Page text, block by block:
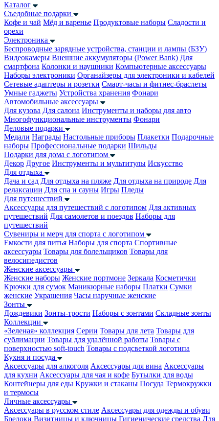
Каталог
Съедобные подарки
Кофе и чай Мёд и варенье Продуктовые наборы Сладости и
орехи
Электроника
Беспроводные зарядные устройства, станции и лампы (БЗУ)
Видеокамеры Внешние аккумуляторы (Power Bank) Для
смартфона Колонки и наушники Компьютерные аксессуары
Наборы электроники Органайзеры для электроники и кабелей
Сетевые адаптеры и розетки Смарт-часы и фитнес-браслеты
Умные гаджеты Устройства хранения Фонари
Автомобильные аксессуары
Для кузова Для салона Инструменты и наборы для авто
Многофункциональные инструменты Фонари
Деловые подарки
Медали Награды Настольные приборы Плакетки Подарочные
наборы Профессиональные подарки Шильды
Подарки для дома с логотипом
Декор Другое Инструменты и мультитулы Искусство
Для отдыха
Дача и сад Для отдыха на пляже Для отдыха на природе Для
релаксации Для спа и сауны Игры Пледы
Для путешествий
Аксессуары для путешествий с логотипом Для активных
путешествий Для самолетов и поездов Наборы для
путешествий
Сувениры и мерч для спорта с логотипом
Емкости для питья Наборы для спорта Спортивные
аксессуары Товары для болельщиков Товары для
велосипедистов
Женские аксессуары
Женские наборы Женские портмоне Зеркала Косметички
Крючки для сумок Маникюрные наборы Платки Сумки
женские Украшения Часы наручные женские
Зонты
Дождевики Зонты-трости Наборы с зонтами Складные зонты
Коллекции
«Зеленая» коллекция Серии Товары для лета Товары для
сублимации Товары для удалённой работы Товары с
поверхностью soft-touch Товары с подсветкой логотипа
Кухня и посуда
Аксессуары для алкоголя Аксессуары для вина Аксессуары
для кухни Аксессуары для чая и кофе Бутылки для воды
Контейнеры для еды Кружки и стаканы Посуда Термокружки
и термосы
Личные аксессуары
Аксессуары в русском стиле Аксессуары для одежды и обуви
Брелоки Визитницы и ключницы Гигиенические средства Для